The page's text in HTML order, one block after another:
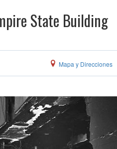
State Building
Mapa y Direcciones